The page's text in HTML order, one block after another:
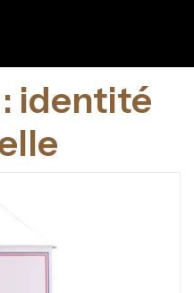
identité